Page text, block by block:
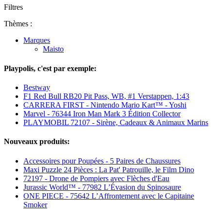
Filtres
Thèmes :
Marques
Maisto
Playpolis, c'est par exemple:
Bestway
F1 Red Bull RB20 Pit Pass, WB, #1 Verstappen, 1:43
CARRERA FIRST - Nintendo Mario Kart™ - Yoshi
Marvel - 76344 Iron Man Mark 3 Édition Collector
PLAYMOBIL 72107 - Sirène, Cadeaux & Animaux Marins
Nouveaux produits:
Accessoires pour Poupées - 5 Paires de Chaussures
Maxi Puzzle 24 Pièces : La Pat' Patrouille, le Film Dino
72197 - Drone de Pompiers avec Flèches d'Eau
Jurassic World™ - 77982 L’Évasion du Spinosaure
ONE PIECE - 75642 L’Affrontement avec le Capitaine
Smoker